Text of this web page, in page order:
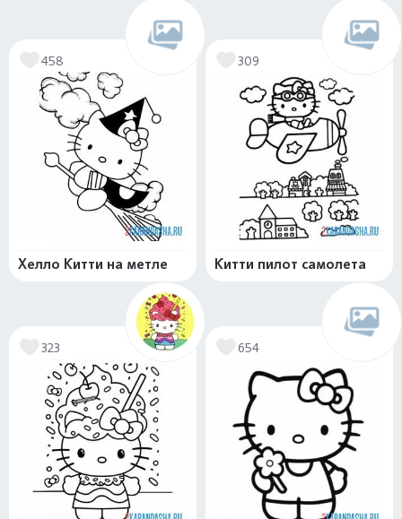
458
Хелло Китти на метле
309
Китти пилот самолета
323 654